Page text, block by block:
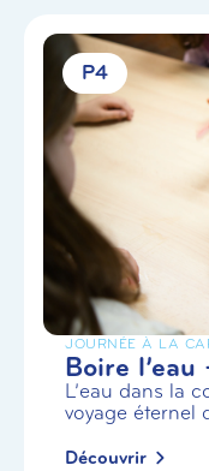
P4
JOURNÉE À LA
Boire
L’eau dans la
voyage éternel
Découvrir